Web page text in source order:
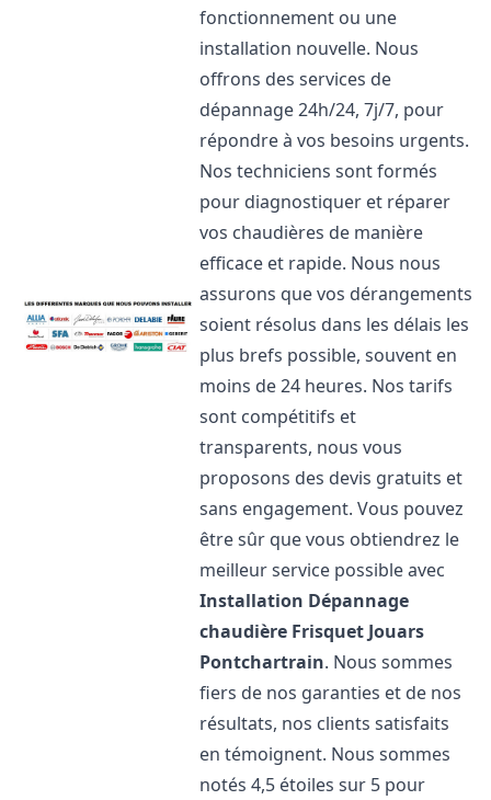
fonctionnement ou une
installation nouvelle. Nous
offrons des services de
dépannage 24h/24, 7j/7, pour
répondre à vos besoins urgents.
Nos techniciens sont formés
pour diagnostiquer et réparer
vos chaudières de manière
efficace et rapide. Nous nous
assurons que vos dérangements
soient résolus dans les délais les
plus brefs possible, souvent en
moins de 24 heures. Nos tarifs
sont compétitifs et
transparents, nous vous
proposons des devis gratuits et
sans engagement. Vous pouvez
être sûr que vous obtiendrez le
meilleur service possible avec
Installation Dépannage
chaudière Frisquet Jouars
Pontchartrain. Nous sommes
fiers de nos garanties et de nos
résultats, nos clients satisfaits
en témoignent. Nous sommes
notés 4,5 étoiles sur 5 pour